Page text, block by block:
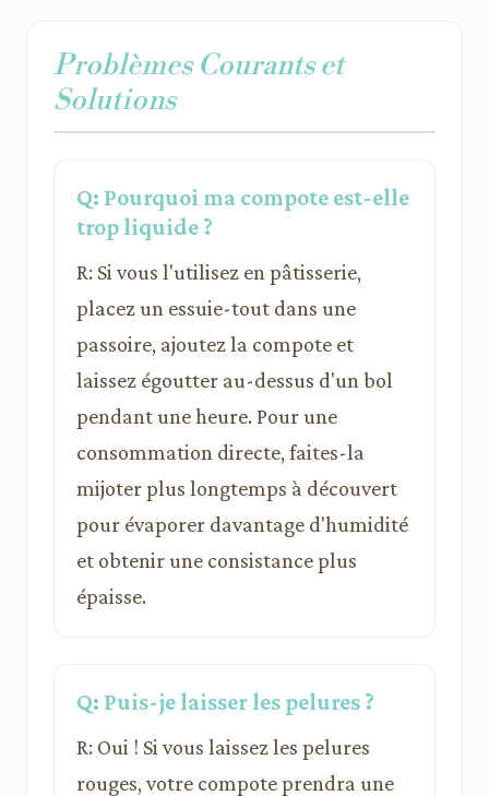
Problèmes Courants et
Solutions
Q: Pourquoi ma compote est-elle
trop liquide ?
R: Si vous l'utilisez en pâtisserie,
placez un essuie-tout dans une
passoire, ajoutez la compote et
laissez égoutter au-dessus d'un bol
pendant une heure. Pour une
consommation directe, faites-la
mijoter plus longtemps à découvert
pour évaporer davantage d'humidité
et obtenir une consistance plus
épaisse.
Q: Puis-je laisser les pelures ?
R: Oui ! Si vous laissez les pelures
rouges, votre compote prendra une